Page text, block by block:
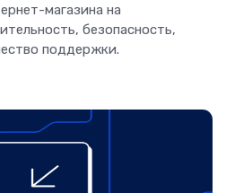
магазина на
безопасность,
поддержки.